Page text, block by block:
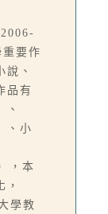
要作
說、
品有
、
、小
，本
，
學教